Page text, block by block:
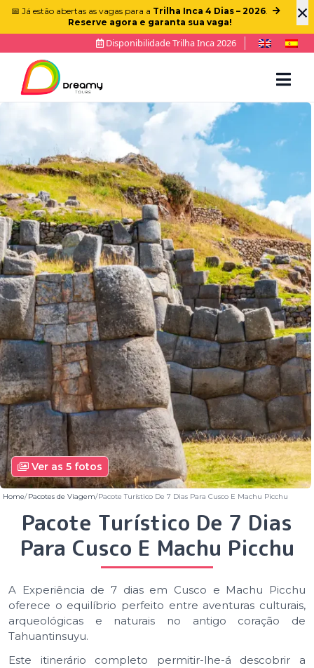
×
📅 Já estão abertas as vagas para a Trilha Inca 4 Dias – 2026.
Reserve agora e garanta sua vaga!
Disponibilidade Trilha Inca 2026
Ver as 5 fotos
Home Pacotes de Viagem Pacote Turístico De 7 Dias Para Cusco E Machu Picchu
Pacote Turístico De 7 Dias
Para Cusco E Machu Picchu
A Experiência de 7 dias em Cusco e Machu Picchu
oferece o equilíbrio perfeito entre aventuras culturais,
arqueológicas e naturais no antigo coração de
Tahuantinsuyu.
Este itinerário completo permitir-lhe-á descobrir a